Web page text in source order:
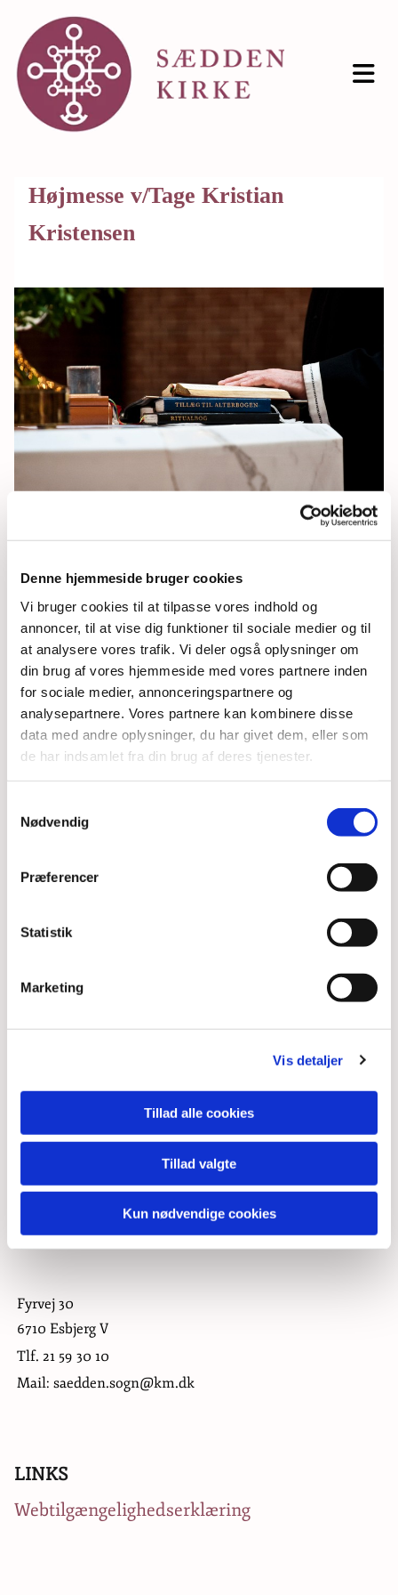
Denne hjemmeside bruger cookies
Vi bruger cookies til at tilpasse vores indhold og
annoncer, til at vise dig funktioner til sociale medier og til
at analysere vores trafik. Vi deler også oplysninger om
din brug af vores hjemmeside med vores partnere inden
for sociale medier, annonceringspartnere og
analysepartnere. Vores partnere kan kombinere disse
data med andre oplysninger, du har givet dem, eller som
de har indsamlet fra din brug af deres tjenester.
Nødvendig
Præferencer
Statistik
Marketing
Vis detaljer
Tillad alle cookies
Tillad valgte
Kun nødvendige cookies
Højmesse v/Tage Kristian
Kristensen
Fredag 25. december 2026, kl. 10:00 -
12:00
Du vil måske også kunne lide...
Fyrvej 30
6710 Esbjerg V
Tlf. 21 59 30 10
Mail: saedden.sogn@km.dk
LINKS
Webtilgængelighedserklæring